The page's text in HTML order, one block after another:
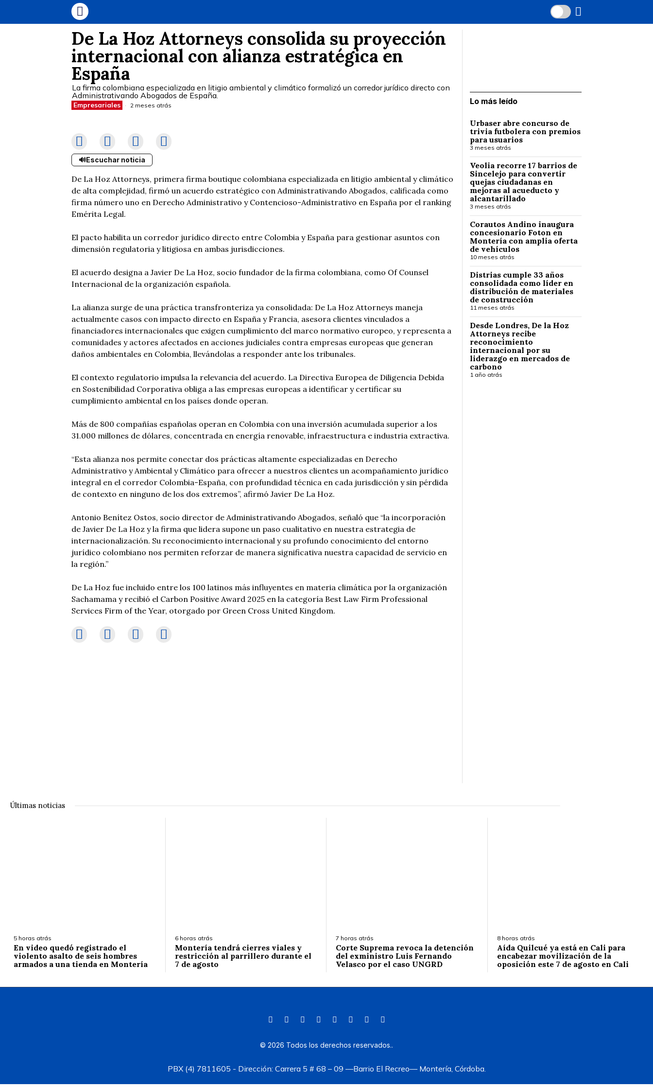
De La Hoz Attorneys consolida su proyección
internacional con alianza estratégica en
España
La firma colombiana especializada en litigio ambiental y climático formalizó un corredor jurídico directo con
Administrativando Abogados de España.
Empresariales 2 meses atrás
🔊Escuchar noticia
De La Hoz Attorneys, primera firma boutique colombiana especializada en litigio ambiental y climático
de alta complejidad, firmó un acuerdo estratégico con Administrativando Abogados, calificada como
firma número uno en Derecho Administrativo y Contencioso-Administrativo en España por el ranking
Emérita Legal.
El pacto habilita un corredor jurídico directo entre Colombia y España para gestionar asuntos con
dimensión regulatoria y litigiosa en ambas jurisdicciones.
El acuerdo designa a Javier De La Hoz, socio fundador de la firma colombiana, como Of Counsel
Internacional de la organización española.
La alianza surge de una práctica transfronteriza ya consolidada: De La Hoz Attorneys maneja
actualmente casos con impacto directo en España y Francia, asesora clientes vinculados a
financiadores internacionales que exigen cumplimiento del marco normativo europeo, y representa a
comunidades y actores afectados en acciones judiciales contra empresas europeas que generan
daños ambientales en Colombia, llevándolas a responder ante los tribunales.
El contexto regulatorio impulsa la relevancia del acuerdo. La Directiva Europea de Diligencia Debida
en Sostenibilidad Corporativa obliga a las empresas europeas a identificar y certificar su
cumplimiento ambiental en los países donde operan.
Más de 800 compañías españolas operan en Colombia con una inversión acumulada superior a los
31.000 millones de dólares, concentrada en energía renovable, infraestructura e industria extractiva.
“Esta alianza nos permite conectar dos prácticas altamente especializadas en Derecho
Administrativo y Ambiental y Climático para ofrecer a nuestros clientes un acompañamiento jurídico
integral en el corredor Colombia-España, con profundidad técnica en cada jurisdicción y sin pérdida
de contexto en ninguno de los dos extremos”, afirmó Javier De La Hoz.
Antonio Benítez Ostos, socio director de Administrativando Abogados, señaló que “la incorporación
de Javier De La Hoz y la firma que lidera supone un paso cualitativo en nuestra estrategia de
internacionalización. Su reconocimiento internacional y su profundo conocimiento del entorno
jurídico colombiano nos permiten reforzar de manera significativa nuestra capacidad de servicio en
la región.”
De La Hoz fue incluido entre los 100 latinos más influyentes en materia climática por la organización
Sachamama y recibió el Carbon Positive Award 2025 en la categoría Best Law Firm Professional
Services Firm of the Year, otorgado por Green Cross United Kingdom.
Lo más leído
Urbaser abre concurso de
trivia futbolera con premios
para usuarios
3 meses atrás
Veolia recorre 17 barrios de
Sincelejo para convertir
quejas ciudadanas en
mejoras al acueducto y
alcantarillado
3 meses atrás
Corautos Andino inaugura
concesionario Foton en
Montería con amplia oferta
de vehículos
10 meses atrás
Distrias cumple 33 años
consolidada como líder en
distribución de materiales
de construcción
11 meses atrás
Desde Londres, De la Hoz
Attorneys recibe
reconocimiento
internacional por su
liderazgo en mercados de
carbono
1 año atrás
Últimas noticias
5 horas atrás
En video quedó registrado el
violento asalto de seis hombres
armados a una tienda en Montería
6 horas atrás
Montería tendrá cierres viales y
restricción al parrillero durante el
7 de agosto
7 horas atrás
Corte Suprema revoca la detención
del exministro Luis Fernando
Velasco por el caso UNGRD
8 horas atrás
Aída Quilcué ya está en Cali para
encabezar movilización de la
oposición este 7 de agosto en Cali
© 2026 Todos los derechos reservados..
PBX (4) 7811605 - Dirección: Carrera 5 # 68 – 09 —Barrio El Recreo— Montería, Córdoba.